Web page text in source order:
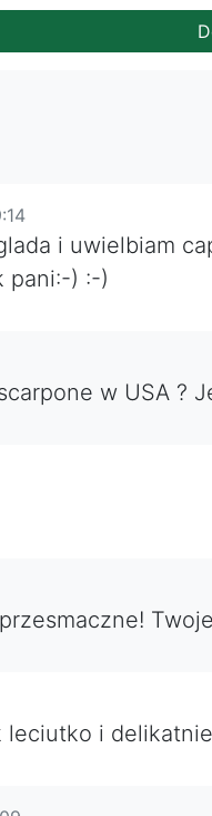
i uwielbiam
pani:-) :-)
w USA ?
leciutko i